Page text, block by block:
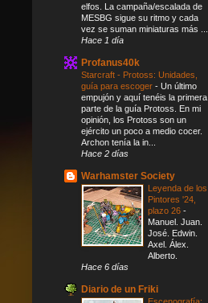
elfos. La campaña/escalada de
MESBG sigue su ritmo y cada
vez se suman miniaturas más ...
Hace 1 día
Profanus40k
Starcraft - Protoss: Unidades,
guía para escoger - Un último
empujón y aquí tenéis la primera
parte de la guía Protoss. En mi
opinión, los Protoss son un
ejército un poco a medio cocer.
Archon tenía la in...
Hace 2 días
Warhamster Society
Leyenda de los
Pintores '24,
plazo 26 -
Manuel. Juan.
José. Edwin.
Axel. Álex.
Alberto.
Hace 6 días
Diario de un Friki